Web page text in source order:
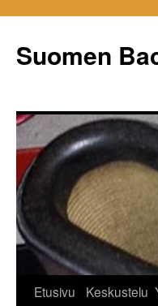
Suomen
Etusivu Keskustelu